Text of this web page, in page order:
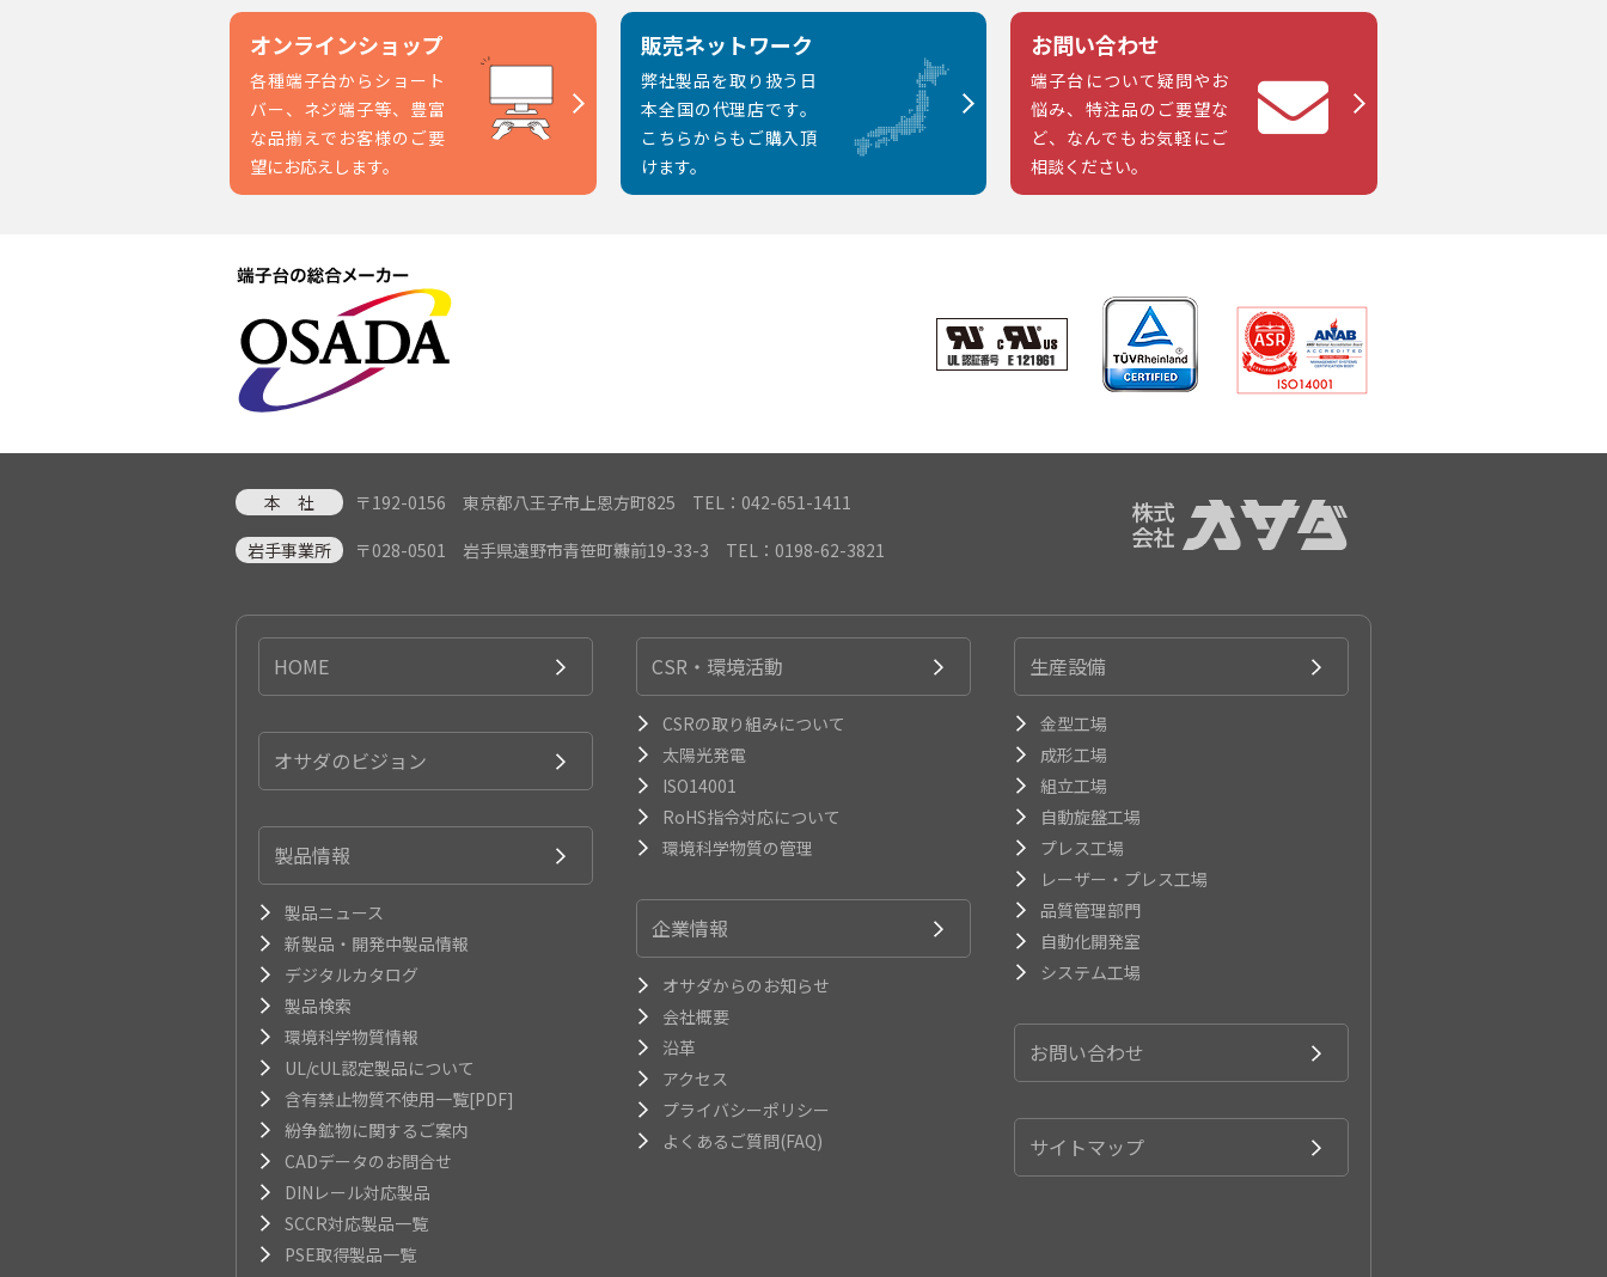
オンラインショップ
各種端子台からショート
バー、ネジ端子等、豊富
な品揃えでお客様のご要
望にお応えします。
販売ネットワーク
弊社製品を取り扱う日
本全国の代理店です。
こちらからもご購入頂
けます。
お問い合わせ
端子台について疑問やお
悩み、特注品のご要望な
ど、なんでもお気軽にご
相談ください。
本 社 〒192-0156 東京都八王子市上恩方町825 TEL：042-651-1411
岩手事業所
〒028-0501 岩手県遠野市青笹町糠前19-33-3 TEL：0198-62-3821
HOME
オサダのビジョン
製品情報
製品ニュース
新製品・開発中製品情報
デジタルカタログ
製品検索
環境科学物質情報
UL/cUL認定製品について
含有禁止物質不使用一覧[PDF]
紛争鉱物に関するご案内
CADデータのお問合せ
DINレール対応製品
SCCR対応製品一覧
PSE取得製品一覧
CSR・環境活動
CSRの取り組みについて
太陽光発電
ISO14001
RoHS指令対応について
環境科学物質の管理
企業情報
オサダからのお知らせ
会社概要
沿革
アクセス
プライバシーポリシー
よくあるご質問(FAQ)
生産設備
金型工場
成形工場
組立工場
自動旋盤工場
プレス工場
レーザー・プレス工場
品質管理部門
自動化開発室
システム工場
お問い合わせ
サイトマップ